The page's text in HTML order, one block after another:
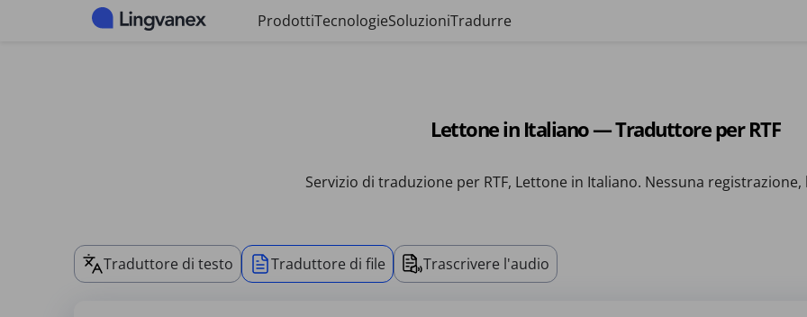
Pannello di gestione dei cookies
ProdottiTecnologieSoluzioniTradurre
Lettone in Italiano — Traduttore per RTF
Servizio di traduzione per RTF, Lettone in Italiano. Nessuna registrazione,
Traduttore di testo Traduttore di file Trascrivere l'audio